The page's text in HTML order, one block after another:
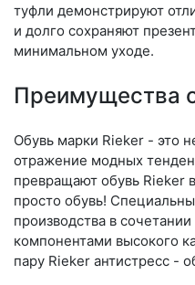
туфли демонстрируют
и долго сохраняют
минимальном уходе.
Преимущества
Обувь марки Rieker - это
отражение модных
превращают обувь Rieker
просто обувь!
производства в
компонентами высокого
пару Rieker антистресс -